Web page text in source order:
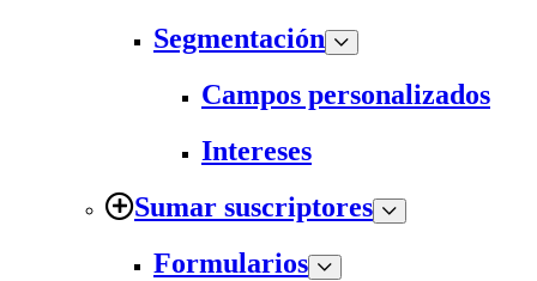
Segmentación
Campos personalizados
Intereses
Sumar suscriptores
Formularios